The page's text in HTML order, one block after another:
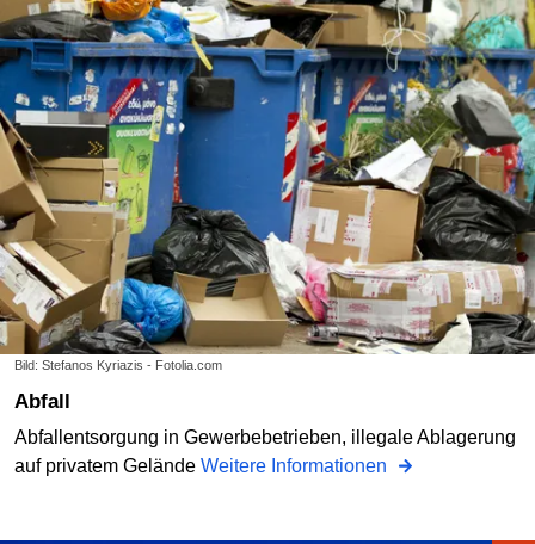
Bild: Stefanos Kyriazis - Fotolia.com
Abfall
Abfallentsorgung in Gewerbebetrieben, illegale Ablagerung
auf privatem Gelände Weitere Informationen